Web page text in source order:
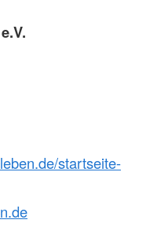
startseite-